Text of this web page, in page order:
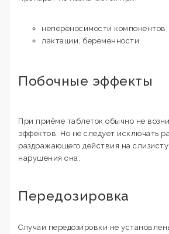
непереносимости компонентов;
лактации, беременности.
Побочные эффекты
При приёме таблеток обычно не
эффектов. Но не следует исключать
раздражающего действия на
нарушения сна.
Передозировка
Случаи передозировки не